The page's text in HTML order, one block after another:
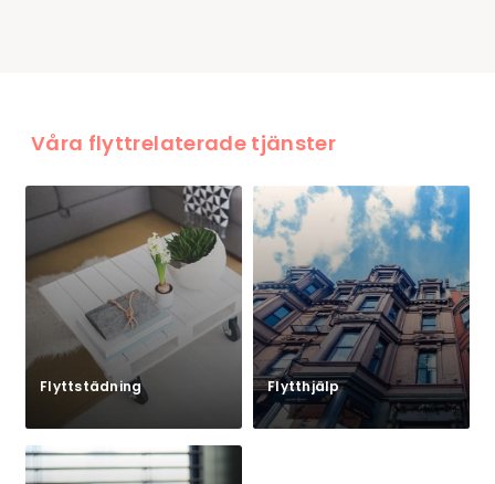
Våra flyttrelaterade tjänster
Flyttstädning Flytthjälp